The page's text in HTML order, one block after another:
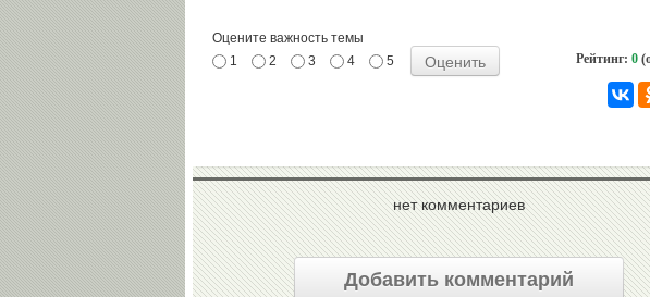
Оцените важность темы
Рейтинг: 0
1 2 3 4 5
нет комментариев
Добавить комментарий